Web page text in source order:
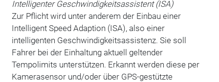
Intelligenter Geschwindigkeitsassistent (ISA)
Zur Pflicht wird unter anderem der Einbau einer
Intelligent Speed Adaption (ISA), also einer
intelligenten Geschwindigkeitsassistenz. Sie soll
Fahrer bei der Einhaltung aktuell geltender
Tempolimits unterstützen. Erkannt werden diese per
Kamerasensor und/oder über GPS-gestützte